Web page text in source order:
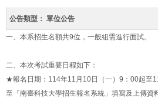
公告類型： 單位公告
一、本系招生名額共9位，一般組需進行面試。
二、本次考試重要日程如下：
★報名日期：114年11月10日（一）9：00起至
至『南臺科技大學招生報名系統」填寫及上傳資